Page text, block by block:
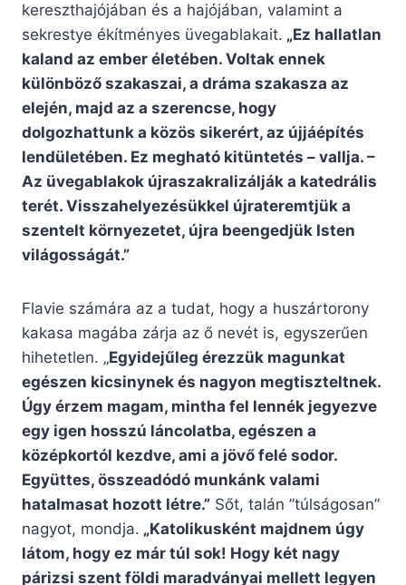
kereszthajójában és a hajójában, valamint a
sekrestye ékítményes üvegablakait. „Ez hallatlan
kaland az ember életében. Voltak ennek
különböző szakaszai, a dráma szakasza az
elején, majd az a szerencse, hogy
dolgozhattunk a közös sikerért, az újjáépítés
lendületében. Ez megható kitüntetés – vallja. –
Az üvegablakok újraszakralizálják a katedrális
terét. Visszahelyezésükkel újrateremtjük a
szentelt környezetet, újra beengedjük Isten
világosságát.”
Flavie számára az a tudat, hogy a huszártorony
kakasa magába zárja az ő nevét is, egyszerűen
hihetetlen. „Egyidejűleg érezzük magunkat
egészen kicsinynek és nagyon megtiszteltnek.
Úgy érzem magam, mintha fel lennék jegyezve
egy igen hosszú láncolatba, egészen a
középkortól kezdve, ami a jövő felé sodor.
Együttes, összeadódó munkánk valami
hatalmasat hozott létre.” Sőt, talán ”túlságosan”
nagyot, mondja. „Katolikusként majdnem úgy
látom, hogy ez már túl sok! Hogy két nagy
párizsi szent földi maradványai mellett legyen